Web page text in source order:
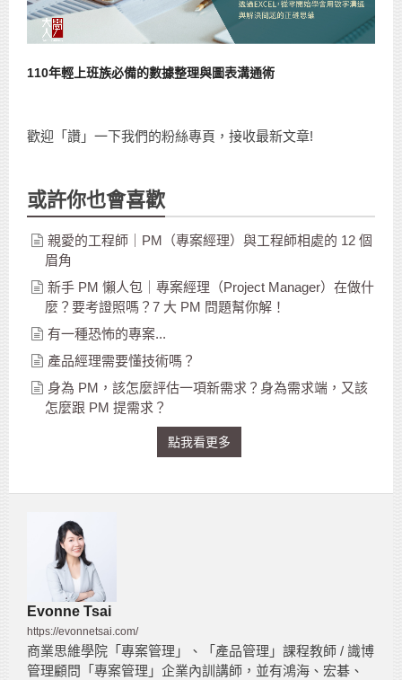
110年輕上班族必備的數據整理與圖表溝通術
歡迎「讚」一下我們的粉絲專頁，接收最新文章!
或許你也會喜歡
親愛的工程師｜PM（專案經理）與工程師相處的 12 個
眉角
新手 PM 懶人包｜專案經理（Project Manager）在做什
麼？要考證照嗎？7 大 PM 問題幫你解！
有一種恐怖的專案...
產品經理需要懂技術嗎？
身為 PM，該怎麼評估一項新需求？身為需求端，又該
怎麼跟 PM 提需求？
點我看更多
Evonne Tsai
https://evonnetsai.com/
商業思維學院「專案管理」、「產品管理」課程教師 / 識博
管理顧問「專案管理」企業內訓講師，並有鴻海、宏碁、